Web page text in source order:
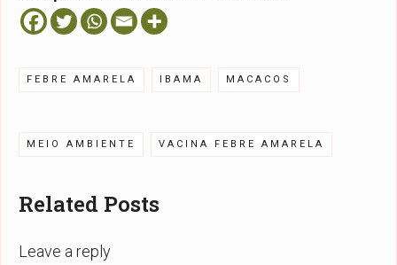
FEBRE AMARELA IBAMA MACACOS
MEIO AMBIENTE VACINA FEBRE AMARELA
Related Posts
Leave a reply